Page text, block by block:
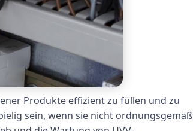
Produkte effizient zu füllen und zu
sein, wenn sie nicht ordnungsgemäß